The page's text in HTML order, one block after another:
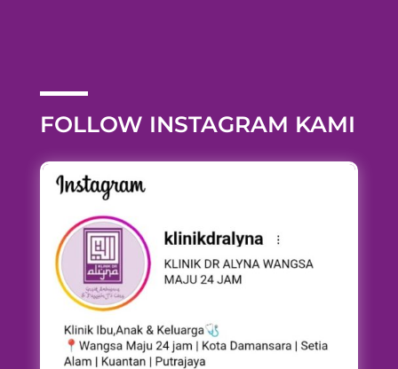
FOLLOW INSTAGRAM KAMI